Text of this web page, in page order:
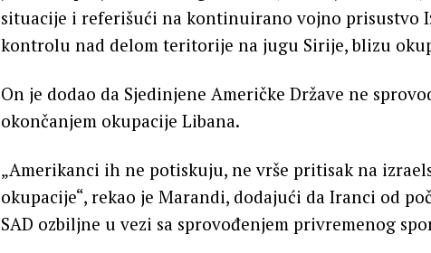
situacije i referišući na kontinuirano vojno prisustvo
kontrolu nad delom teritorije na jugu Sirije, blizu
On je dodao da Sjedinjene Američke Države ne
okončanjem okupacije Libana.
„Amerikanci ih ne potiskuju, ne vrše pritisak na
okupacije“, rekao je Marandi, dodajući da Iranci od
SAD ozbiljne u vezi sa sprovođenjem privremenog